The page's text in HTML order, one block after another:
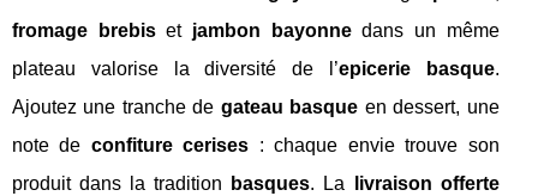
fromage brebiset jambon bayonnedans un même
plateau valorise la diversité de l’epicerie basque.
Ajoutez une tranche de gateau basque en dessert, une
note de confiture cerises : chaque envie trouve son
produit dans la tradition
basques. La
livraison offerte